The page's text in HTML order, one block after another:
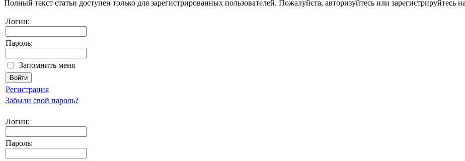
Полный текст статьи доступен только для зарегистрированных пользователей. Пожалуйста, авторизуйтесь или зарегистрируйтесь
Логин:
Пароль:
Запомнить меня
Регистрация
Забыли свой пароль?
Логин:
Пароль: